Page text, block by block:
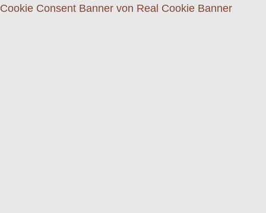
Cookie Consent Banner von Real Cookie Banner